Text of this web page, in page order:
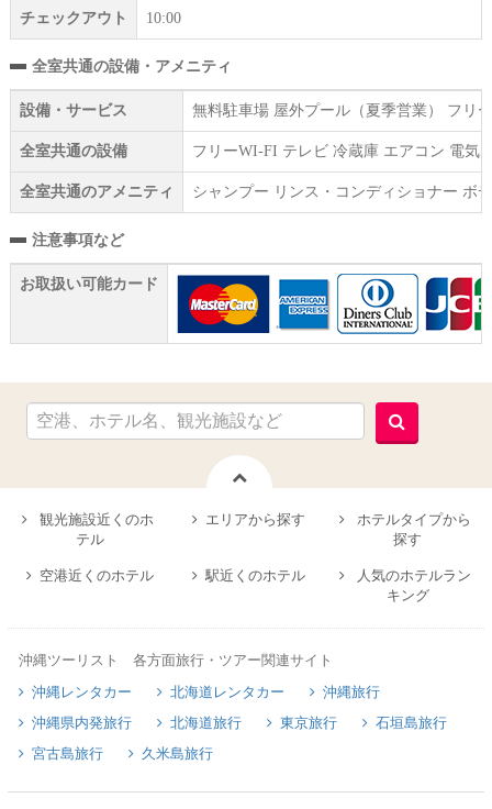
チェックアウト 10:00
全室共通の設備・アメニティ
設備・サービス 無料駐車場 屋外プール（夏季営業） フリ
全室共通の設備 フリーWI‐FI テレビ 冷蔵庫 エアコン 電気
全室共通のアメニティ シャンプー リンス・コンディショナー ボ
注意事項など
お取扱い可能カード
観光施設近くのホ
テル
エリアから探す
ホテルタイプから
探す
空港近くのホテル 駅近くのホテル
人気のホテルラン
キング
沖縄ツーリスト 各方面旅行・ツアー関連サイト
沖縄レンタカー
北海道レンタカー
沖縄旅行
沖縄県内発旅行
北海道旅行 東京旅行
石垣島旅行
宮古島旅行
久米島旅行